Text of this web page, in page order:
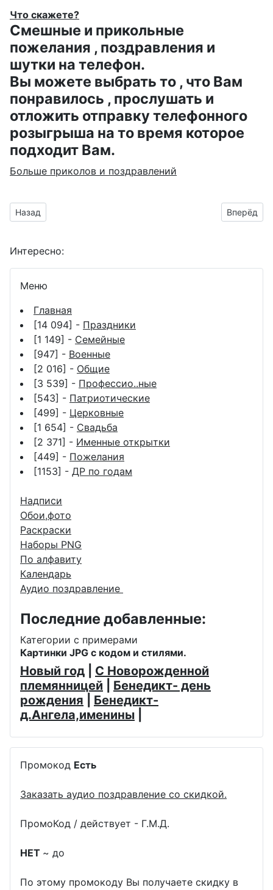
Что скажете?
Смешные и прикольные
пожелания , поздравления и
шутки на телефон.
Вы можете выбрать то , что Вам
понравилось , прослушать и
отложить отправку телефонного
розыгрыша на то время которое
подходит Вам.
Больше приколов и поздравлений
Предыдущий материал: напомнить партнёрам о совместной
Назад Вперёд
Интересно:
Меню
Главная
[14 094] - Праздники
[1 149] - Семейные
[947] - Военные
[2 016] - Общие
[3 539] - Профессио..ные
[543] - Патриотические
[499] - Церковные
[1 654] - Свадьба
[2 371] - Именные открытки
[449] - Пожелания
[1153] - ДР по годам
Надписи
Обои,фото
Раскраски
Наборы PNG
По алфавиту
Календарь
Аудио поздравление
Последние добавленные:
Категории с примерами
Картинки JPG с кодом и стилями.
Новый год
С Новорожденной
племянницей
Бенедикт- день
рождения
Бенедикт-
д.Ангела,именины
Промокод Есть
Заказать аудио поздравление со скидкой.
ПромоКод / действует - Г.М.Д.
НЕТ ~ до
По этому промокоду Вы получаете скидку в